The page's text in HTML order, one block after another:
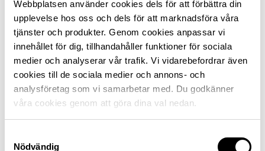
Webbplatsen använder cookies dels för att förbättra din
upplevelse hos oss och dels för att marknadsföra våra
tjänster och produkter. Genom cookies anpassar vi
innehållet för dig, tillhandahåller funktioner för sociala
medier och analyserar vår trafik. Vi vidarebefordrar även
cookies till de sociala medier och annons- och
analysföretag som vi samarbetar med. Du godkänner
våra cookies genom att göra dina val nedan.
Nödvändig
Kris ingår i trafikförsäkringen, Ansvar samt
Semesteravbrott i halv- och helförsäkring.
Möjlighet att lägga till trafikolycksfall samt
självriskreducering vid skadegörelse, djurkollision
och parkeringsskada.
Har du helförsäkring (vagnskada) så ingår även
skydd vid vattenskada på egendom i husbilens